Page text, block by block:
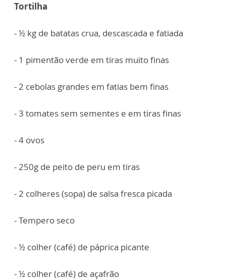
Tortilha
- ½ kg de batatas crua, descascada e fatiada
- 1 pimentão verde em tiras muito finas
- 2 cebolas grandes em fatias bem finas
- 3 tomates sem sementes e em tiras finas
- 4 ovos
- 250g de peito de peru em tiras
- 2 colheres (sopa) de salsa fresca picada
- Tempero seco
- ½ colher (café) de páprica picante
- ½ colher (café) de açafrão